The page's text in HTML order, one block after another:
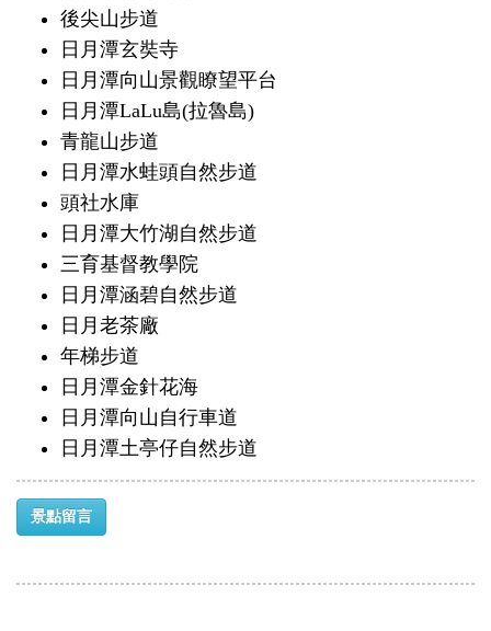
後尖山步道
日月潭玄奘寺
日月潭向山景觀瞭望平台
日月潭LaLu島(拉魯島)
青龍山步道
日月潭水蛙頭自然步道
頭社水庫
日月潭大竹湖自然步道
三育基督教學院
日月潭涵碧自然步道
日月老茶廠
年梯步道
日月潭金針花海
日月潭向山自行車道
日月潭土亭仔自然步道
景點留言